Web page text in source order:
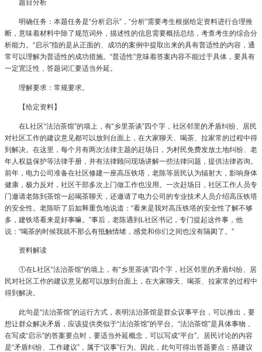
题目分析
明确任务：本题任务是“分析启示”，“分析”需要考生根据给定资料进行合理推
断，意味着材料中除了规范词外，描述性的信息需要概括总结，考查考生的综合分
析能力。“启示”指的是从正面的、成功的案例中提取出来的具有普适性的内容，通
常可以理解为普适性的成功措施。“普适性”意味着答案内容不能过于具体，要具有
一定宽泛性，答题词汇要适当外延。
理解要求：常规要求。
【给定资料】
在L社区“法治茶馆”的墙上，有“乡里茶谈”四个字，社区邻里的矛盾纠纷、居民
对社区工作的建议意见都可以放到台面上，在大家聊天、喝茶、拉家常的过程中得
到解决。在这里，每个月有两次法律主题的赶场日，为村民免费发放土地纠纷、老
年人权益保护等法律手册，并有法律顾问现场讲解一些法律问题，提供法律咨询。
前年，电力公司准备在社区修建一座高压铁塔，老陈等居民认为辐射大，影响身体
健康，极力反对，社区干部多次上门做工作也没用。一次赶场日，社区工作人员专
门邀请老陈到茶馆一起喝茶聊天，还邀请了电力公司的专业技术人员介绍高压铁塔
的安全性。老陈听了后如释重负地说道：“看来是我对高压铁塔的安全性了解不够
多，建铁塔看来是好事嘛。”事后，老陈遇到L社区书记，专门提起这件事，他
说：“喝茶的时候我就不那么有抵触情绪，感觉和你们之间也没有隔阂了。”
资料解读
①在L社区“法治茶馆”的墙上，有“乡里茶谈”四个字，社区邻里的矛盾纠纷、居
民对社区工作的建议意见都可以放到台面上，在大家聊天、喝茶、拉家常的过程中
得到解决。
此句是“法治茶馆”的运行方式，表明法治茶馆是群众议事平台，可以推出，要
想让群众解决矛盾，应该提供类似于“法治茶馆”的平台。“法治茶馆”是具体事物，
在写成“启示”的答案要点时，要适当外延概念，可以写成“平台”。居民讨论的内容
是“矛盾纠纷、工作建议”，属于“议事”行为。因此，此句可得出答题要点：搭建议